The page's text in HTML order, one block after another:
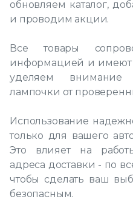
обновляем каталог,
и проводим акции.
Все товары
информацией и имеют
уделяем внимание
лампочки от
Использование
только для вашего
Это влияет на
адреса доставки - по
чтобы сделать ваш
безопасным.